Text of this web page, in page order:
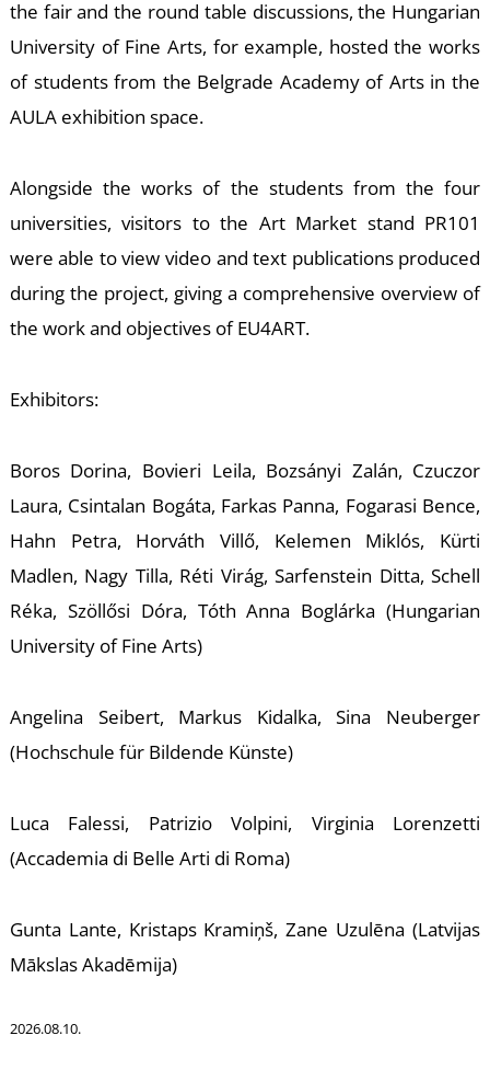
the fair and the round table discussions, the Hungarian
University of Fine Arts, for example, hosted the works
of students from the Belgrade Academy of Arts in the
AULA exhibition space.
Alongside the works of the students from the four
universities, visitors to the Art Market stand PR101
were able to view video and text publications produced
during the project, giving a comprehensive overview of
the work and objectives of EU4ART.
Exhibitors:
Boros Dorina, Bovieri Leila, Bozsányi Zalán, Czuczor
Laura, Csintalan Bogáta, Farkas Panna, Fogarasi Bence,
Hahn Petra, Horváth Villő, Kelemen Miklós, Kürti
Madlen, Nagy Tilla, Réti Virág, Sarfenstein Ditta, Schell
Réka, Szöllősi Dóra, Tóth Anna Boglárka (Hungarian
University of Fine Arts)
Angelina Seibert, Markus Kidalka, Sina Neuberger
(Hochschule für Bildende Künste)
Luca Falessi, Patrizio Volpini, Virginia Lorenzetti
(Accademia di Belle Arti di Roma)
Gunta Lante, Kristaps Kramiņš, Zane Uzulēna (Latvijas
Mākslas Akadēmija)
2026.08.10.